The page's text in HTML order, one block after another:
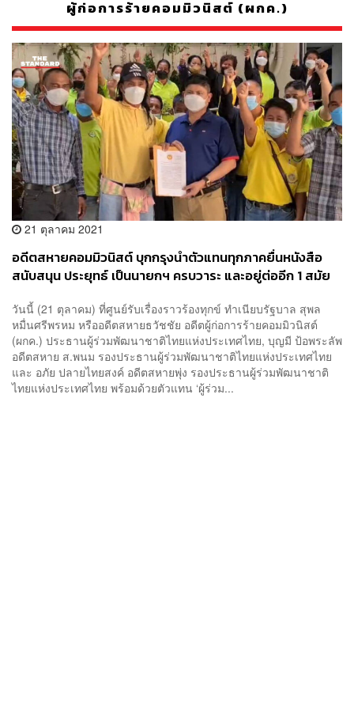
ผู้ก่อการร้ายคอมมิวนิสต์ (ผกค.)
21 ตุลาคม 2021
อดีตสหายคอมมิวนิสต์ บุกกรุงนำตัวแทนทุกภาคยื่นหนังสือ
สนับสนุน ประยุทธ์ เป็นนายกฯ ครบวาระ และอยู่ต่ออีก 1 สมัย
วันนี้ (21 ตุลาคม) ที่ศูนย์รับเรื่องราวร้องทุกข์ ทำเนียบรัฐบาล สุพล
หมื่นศรีพรหม หรืออดีตสหายธวัชชัย อดีตผู้ก่อการร้ายคอมมิวนิสต์
(ผกค.) ประธานผู้ร่วมพัฒนาชาติไทยแห่งประเทศไทย, บุญมี ป้อพระลัพ
อดีตสหาย ส.พนม รองประธานผู้ร่วมพัฒนาชาติไทยแห่งประเทศไทย
และ อภัย ปลายไทยสงค์ อดีตสหายพุ่ง รองประธานผู้ร่วมพัฒนาชาติ
ไทยแห่งประเทศไทย พร้อมด้วยตัวแทน ‘ผู้ร่วม...